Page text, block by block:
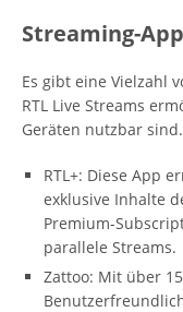
Streaming-
Es gibt eine Vielzahl
RTL Live Streams
Geräten nutzbar
RTL+: Diese App
exklusive Inhalte
Premium-
parallele Streams.
Zattoo: Mit über